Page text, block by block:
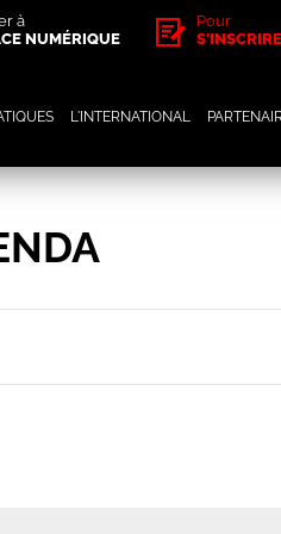
à
NUMÉRIQUE
Pour
S'INSCRIRE
L'INTERNATIONAL